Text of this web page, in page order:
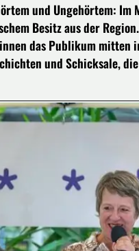
und Ungehörtem:
Besitz aus der
das Publikum mitten
und Schicksale,